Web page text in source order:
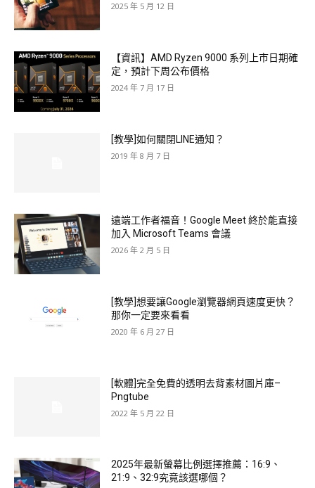
2025 年 5 月 12 日
【資訊】AMD Ryzen 9000 系列上市日期確
定，預計下周公布價格
2024 年 7 月 17 日
[教學]如何關閉LINE通知？
2019 年 8 月 7 日
遠端工作者福音！Google Meet 終於能直接
加入 Microsoft Teams 會議
2026 年 2 月 5 日
[教學]想要讓Google瀏覽器網頁速度更快？
那你一定要來看看
2020 年 6 月 27 日
[軟體]完全免費的透明去背素材圖片庫–
Pngtube
2022 年 5 月 22 日
2025年最新螢幕比例選擇推薦：16:9、
21:9、32:9究竟該選哪個？